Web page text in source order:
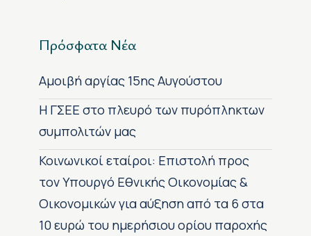
Πρόσφατα Νέα
Αμοιβή αργίας 15ης Αυγούστου
H ΓΣΕΕ στο πλευρό των πυρόπληκτων
συμπολιτών μας
Κοινωνικοί εταίροι: Επιστολή προς
τον Υπουργό Εθνικής Οικονομίας &
Οικονομικών για αύξηση από τα 6 στα
10 ευρώ του ημερήσιου ορίου παροχής